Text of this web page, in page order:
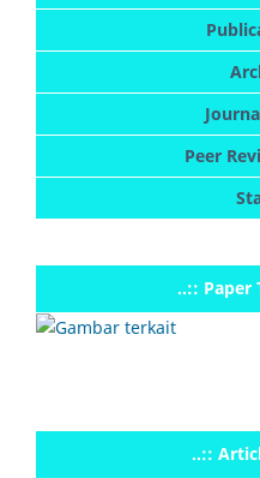
Peer
..:: Paper
..::